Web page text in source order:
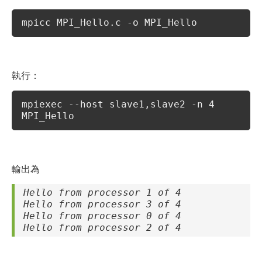
mpicc MPI_Hello.c -o MPI_Hello
執行：
mpiexec --host slave1,slave2 -n 4
MPI_Hello
輸出為
Hello from processor 1 of 4
Hello from processor 3 of 4
Hello from processor 0 of 4
Hello from processor 2 of 4